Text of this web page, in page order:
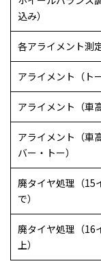
込み）
各アライメント測
アライメント（ト
アライメント（車
アライメント（車
バー・トー）
廃タイヤ処理（15
で）
廃タイヤ処理（16
上）